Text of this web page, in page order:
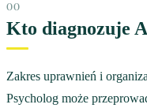
Kto diagnozuje
Zakres uprawnień i
Psycholog może